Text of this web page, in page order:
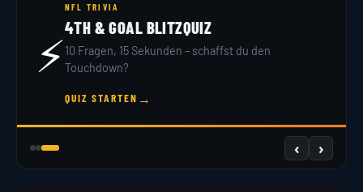
🏟️
NFL DRAFT 2026
DRAFT SIMULATOR
32 Teams, 7 Runden – du bist GM. Hol dir dein
Scout-Rating!
JETZT DRAFTEN
‹ ›